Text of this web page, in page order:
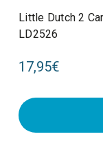
Little Dutch 2
LD2526
17,95€